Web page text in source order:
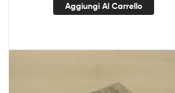
Aggiungi Al Carrello